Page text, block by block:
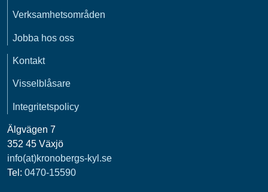
Verksamhetsområden
Jobba hos oss
Kontakt
Visselblåsare
Integritetspolicy
Älgvägen 7
352 45 Växjö
info(at)kronobergs-kyl.se
Tel: 0470-15590